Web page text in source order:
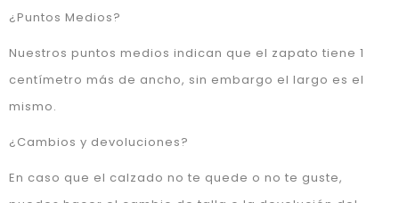
¿Puntos Medios?
Nuestros puntos medios indican que el zapato tiene 1
centímetro más de ancho, sin embargo el largo es el
mismo.
¿Cambios y devoluciones?
En caso que el calzado no te quede o no te guste,